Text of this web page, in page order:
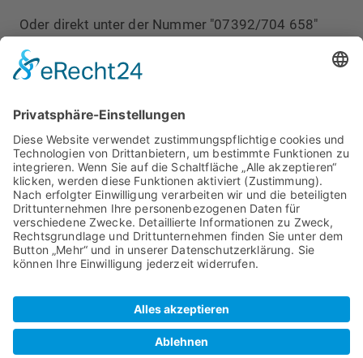
Oder direkt unter der Nummer "07392/704 658"
24h Vorlauf)
Standort TaxiBiberach
Bleicherstraße 39
88400 Biberach
Telefon:+49 (0) 7351 8299311
Fax:+49 (0) 7351 8299312
E-Mail:info@taxi-buergin-bc.de
© 2026 Taxi Bürgin. Alle Rechte vorbehalten.
Impressum Datenschutz Kontakt